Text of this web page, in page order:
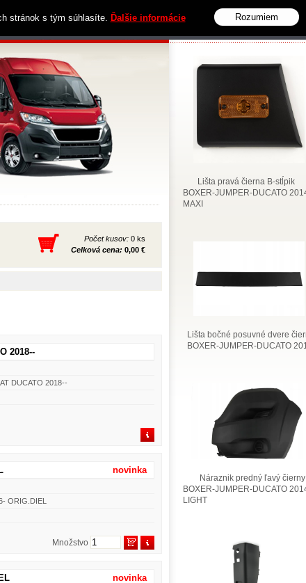
Obchodné podmienky Kontakt
Počet kusov: 0 ks
Celková cena: 0,00 €
2018--
DUCATO 2018--
novinka
ORIG.DIEL
Množstvo
novinka
Lišta pravá čierna B-stĺpik
BOXER-JUMPER-DUCATO
MAXI
Lišta bočné posuvné dvere
BOXER-JUMPER-DUCATO
Náraznik predný ľavý čierny
BOXER-JUMPER-DUCATO
LIGHT
stránok s tým súhlasíte. Ďalšie informácie Rozumiem